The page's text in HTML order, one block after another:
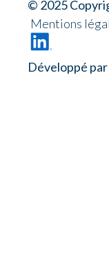
© 2025
Mentions
Développé par